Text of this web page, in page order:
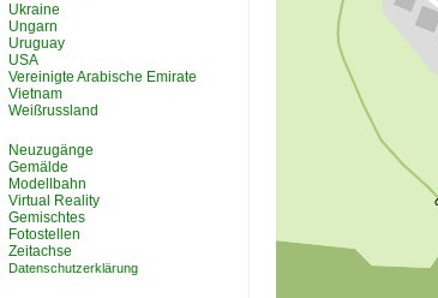
Ukraine
Ungarn
Uruguay
USA
Vereinigte Arabische Emirate
Vietnam
Weißrussland
Neuzugänge
Gemälde
Modellbahn
Virtual Reality
Gemischtes
Fotostellen
Zeitachse
Datenschutzerklärung